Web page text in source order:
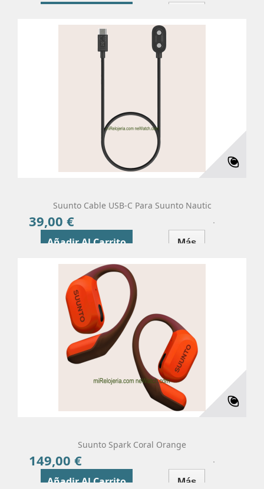
Suunto Cable USB-C Para Suunto Nautic
39,00 €
Añadir Al Carrito Más
Suunto Spark Coral Orange
149,00 €
Añadir Al Carrito Más